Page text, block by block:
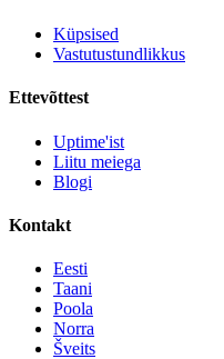
Küpsised
Vastutustundlikkus
Ettevõttest
Uptime'ist
Liitu meiega
Blogi
Kontakt
Eesti
Taani
Poola
Norra
Šveits